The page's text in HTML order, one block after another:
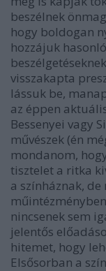
beszélnek
hogy boldogan
hozzájuk
visszakapta
lássuk be,
az éppen
Bessenyei vagy
művészek (én
mondanom,
tisztelet a ritka
a színháznak,
nincsenek sem
jelentős
hitemet, hogy
Elsősorban a